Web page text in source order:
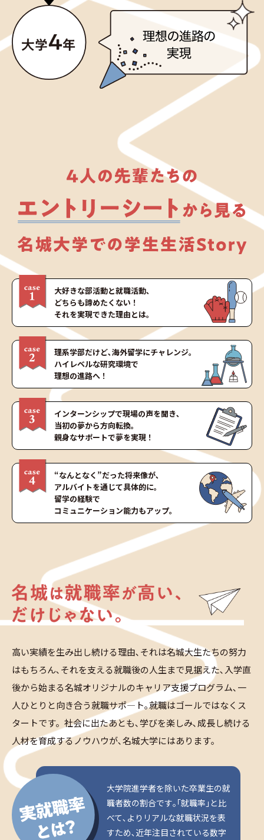
大好きな部活動と就職活動､
どちらも諦めたくない！
それを実現できた理由とは。
理系学部だけど､海外留学にチャレンジ｡
ハイレベルな研究環境で
理想の進路へ！
インターンシップで現場の声を聞き､
当初の夢から方向転換｡
親身なサポートで夢を実現！
“なんとなく”だった将来像が､
アルバイトを通じて具体的に｡
留学の経験で
コミュニケーション能力もアップ｡
高い実績を生み出し続ける理由､それは名城大生たちの努力
はもちろん､それを支える就職後の人生まで見据えた､入学直
後から始まる名城オリジナルのキャリア支援プログラム､一
人ひとりと向き合う就職サポ―ト｡就職はゴールではなくス
タートです。社会に出たあとも､学びを楽しみ､成長し続ける
人材を育成するノウハウが､名城大学にはあります｡
大学院進学者を除いた卒業生の就
職者数の割合です｡｢就職率｣と比
べて､よりリアルな就職状況を表
すため､近年注目されている数字